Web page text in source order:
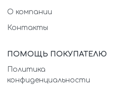
О компании
Контакты
ПОМОЩЬ ПОКУПАТЕЛЮ
Политика
конфиденциальности